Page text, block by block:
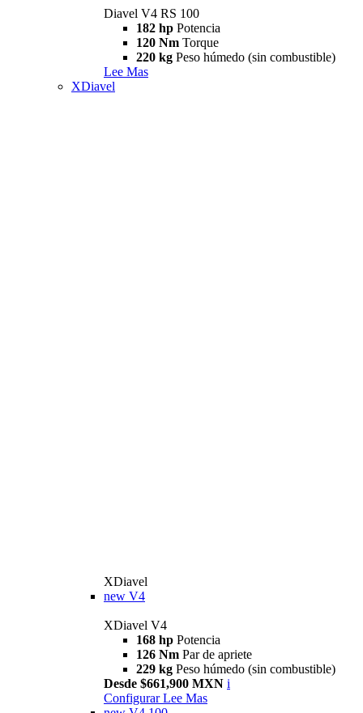
Diavel V4 RS 100
182 hp Potencia
120 Nm Torque
220 kg Peso húmedo (sin combustible)
Lee Mas
XDiavel
XDiavel
new V4
XDiavel V4
168 hp Potencia
126 Nm Par de apriete
229 kg Peso húmedo (sin combustible)
Desde $661,900 MXN i
Configurar Lee Mas